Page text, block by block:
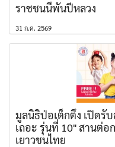
ราชชนนีพันปีหลวง
31 ก.ค. 2569
มูลนิธิป่อเต็กตึ๊ง เปิดรั
เถอะ รุ่นที่ 10" สานต่อ
เยาวชนไทย